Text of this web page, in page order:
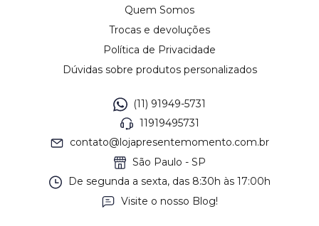
Quem Somos
Trocas e devoluções
Política de Privacidade
Dúvidas sobre produtos personalizados
(11) 91949-5731
11919495731
contato@lojapresentemomento.com.br
São Paulo - SP
De segunda a sexta, das 8:30h às 17:00h
Visite o nosso Blog!